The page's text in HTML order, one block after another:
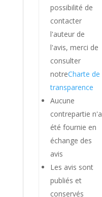
possibilité de
contacter
l'auteur de
l'avis, merci de
consulter
notreCharte de
transparence
Aucune
contrepartie n'a
été fournie en
échange des
avis
Les avis sont
publiés et
conservés